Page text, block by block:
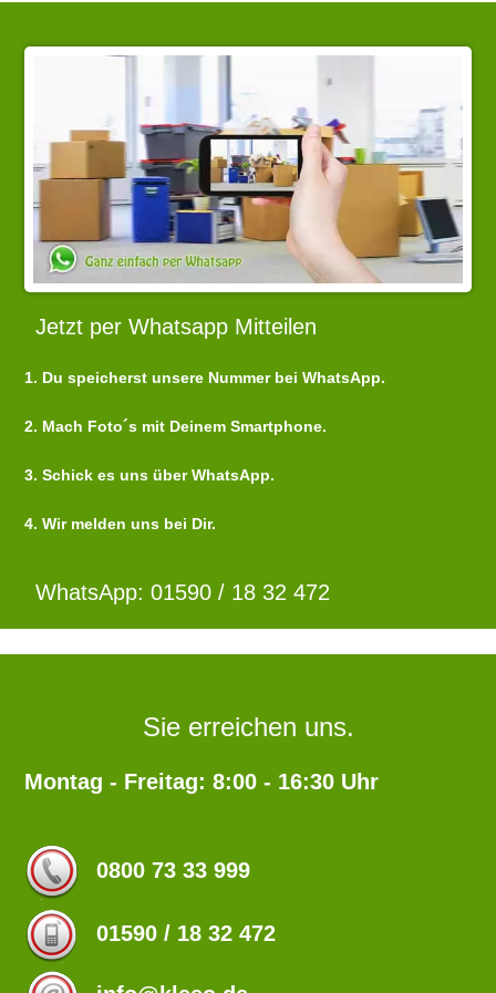
Jetzt per Whatsapp Mitteilen
1. Du speicherst unsere Nummer bei WhatsApp.
2. Mach Foto´s mit Deinem Smartphone.
3. Schick es uns über WhatsApp.
4. Wir melden uns bei Dir.
WhatsApp: 01590 / 18 32 472
Sie erreichen uns.
Montag - Freitag: 8:00 - 16:30 Uhr
0800 73 33 999
01590 / 18 32 472